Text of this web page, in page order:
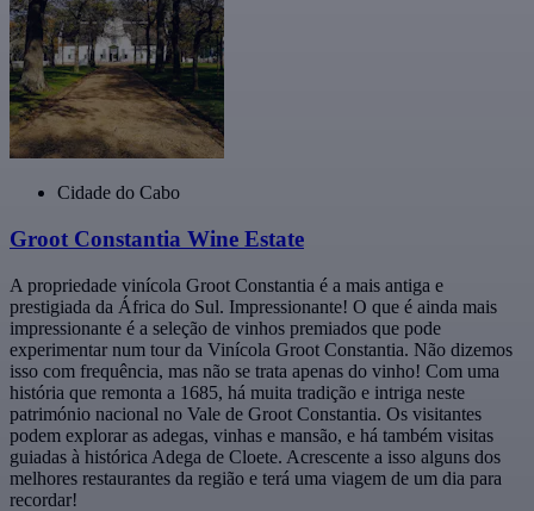
Cidade do Cabo
Groot Constantia Wine Estate
A propriedade vinícola Groot Constantia é a mais antiga e
prestigiada da África do Sul. Impressionante! O que é ainda mais
impressionante é a seleção de vinhos premiados que pode
experimentar num tour da Vinícola Groot Constantia. Não dizemos
isso com frequência, mas não se trata apenas do vinho! Com uma
história que remonta a 1685, há muita tradição e intriga neste
património nacional no Vale de Groot Constantia. Os visitantes
podem explorar as adegas, vinhas e mansão, e há também visitas
guiadas à histórica Adega de Cloete. Acrescente a isso alguns dos
melhores restaurantes da região e terá uma viagem de um dia para
recordar!